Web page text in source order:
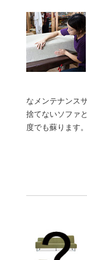
なメンテナンス
捨てないソファ
度でも蘇ります